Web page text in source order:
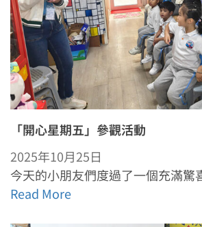
「開心星期五」參觀活動
2025年10月25日
今天的小朋友們度過了一個充滿驚
Read More